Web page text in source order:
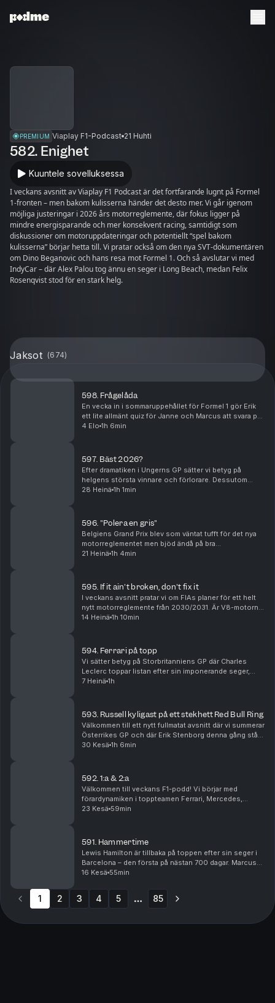
PREMIUM Viaplay F1-Podcast 21 Huhti
582. Enighet
Kuuntele sovelluksessa
I veckans avsnitt av Viaplay F1 Podcast är det fortfarande lugnt på Formel
1-fronten – men bakom kulisserna händer det desto mer. Vi går igenom
möjliga justeringar i 2026 års motorreglemente, där fokus ligger på
mindre energisparande och mer konsekvent racing, samtidigt som
diskussioner om motoruppdateringar och potentiellt “spel bakom
kulisserna” börjar hetta till. Vi pratar också om den nya SVT-dokumentären
om Dino Beganovic och hans resa mot Formel 1. Och så avslutar vi med
IndyCar – där Alex Palou tog ännu en seger i Long Beach, medan Felix
Rosenqvist stod för en stark helg.
Jaksot (674)
598. Frågelåda
En vecka in i sommaruppehållet för Formel 1 gör Erik
ett lite allmänt quiz för Janne och Marcus att svara på.
Blir dessutom frågor till både Janne och Marcus av
4 Elo 1h 6min
597. Bäst 2026?
Efter dramatiken i Ungerns GP sätter vi betyg på
helgens största vinnare och förlorare. Dessutom
förklarar vi vad Formel 1 omtalade "summer shutdown"
28 Heinä 1h 1min
596. "Polera en gris"
Belgiens Grand Prix blev som väntat tufft för det nya
motorreglementet men bjöd ändå på bra
underhållning. Janne står för betygen där Kimi
21 Heinä 1h 4min
595. If it ain't broken, don't fix it
I veckans avsnitt pratar vi om FIAs planer för ett helt
nytt motorreglemente från 2030/2031. Är V8-motorn
på väg tillbaka, vad händer med hybriderna och kan
14 Heinä 1h 10min
594. Ferrari på topp
Vi sätter betyg på Storbritanniens GP där Charles
Leclerc toppar listan efter sin imponerande seger,
samtidigt som Ferrari, Red Bull, Williams och
7 Heinä 1h
593. Russell kyligast på ett stekhett Red Bull Ring
Välkommen till ett nytt fullmatat avsnitt där vi summerar
Österrikes GP och där Erik Stenborg denna gång står
för betygen. Vi analyserar Ferraris svajiga form,
30 Kesä 1h 6min
592. 1:a & 2:a
Välkommen till veckans F1-podd! Vi börjar med
förardynamiken i toppteamen Ferrari, Mercedes,
McLaren och Red Bull. Vem är egentligen etta och tvåa
23 Kesä 59min
591. Hammertime
Lewis Hamilton är tillbaka på toppen efter sin seger i
Barcelona – den första på nästan 700 dagar. Marcus
Ericsson analyserar Hamiltons formbesked och delar
16 Kesä 55min
1 2 3 4 5 85